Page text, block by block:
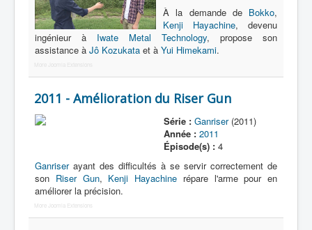
À la demande de Bokko,
Kenji Hayachine, devenu
ingénieur à Iwate Metal Technology, propose son
assistance à Jô Kozukata et à Yui Himekami.
More Joomla Extensions
2011 - Amélioration du Riser Gun
Série : Ganriser(2011)
Année : 2011
Épisode(s) : 4
Ganriserayant des difficultés à se servir correctement de
son Riser Gun, Kenji Hayachine répare l'arme pour en
améliorer la précision.
More Joomla Extensions